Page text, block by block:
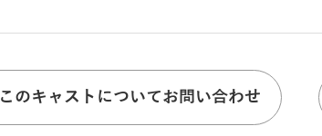
このキャストについてお問い合わせ